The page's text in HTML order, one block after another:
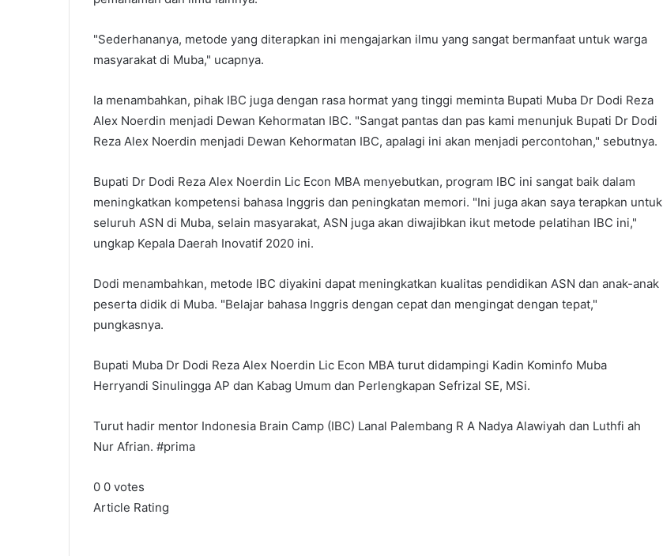
"Sederhananya, metode yang diterapkan ini mengajarkan ilmu yang sangat bermanfaat untuk warga
masyarakat di Muba," ucapnya.
Ia menambahkan, pihak IBC juga dengan rasa hormat yang tinggi meminta Bupati Muba Dr Dodi Reza
Alex Noerdin menjadi Dewan Kehormatan IBC. "Sangat pantas dan pas kami menunjuk Bupati Dr Dodi
Reza Alex Noerdin menjadi Dewan Kehormatan IBC, apalagi ini akan menjadi percontohan," sebutnya.
Bupati Dr Dodi Reza Alex Noerdin Lic Econ MBA menyebutkan, program IBC ini sangat baik dalam
meningkatkan kompetensi bahasa Inggris dan peningkatan memori. "Ini juga akan saya terapkan untuk
seluruh ASN di Muba, selain masyarakat, ASN juga akan diwajibkan ikut metode pelatihan IBC ini,"
ungkap Kepala Daerah Inovatif 2020 ini.
Dodi menambahkan, metode IBC diyakini dapat meningkatkan kualitas pendidikan ASN dan anak-anak
peserta didik di Muba. "Belajar bahasa Inggris dengan cepat dan mengingat dengan tepat,"
pungkasnya.
Bupati Muba Dr Dodi Reza Alex Noerdin Lic Econ MBA turut didampingi Kadin Kominfo Muba
Herryandi Sinulingga AP dan Kabag Umum dan Perlengkapan Sefrizal SE, MSi.
Turut hadir mentor Indonesia Brain Camp (IBC) Lanal Palembang R A Nadya Alawiyah dan Luthfi ah
Nur Afrian. #prima
0 0 votes
Article Rating